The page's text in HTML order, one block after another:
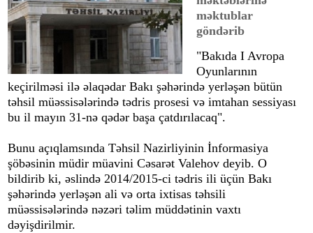
məktublar
göndərib
"Bakıda I Avropa
Oyunlarının
keçirilməsi ilə əlaqədar Bakı şəhərində yerləşən bütün
təhsil müəssisələrində tədris prosesi və imtahan sessiyası
bu il mayın 31-nə qədər başa çatdırılacaq".
Bunu açıqlamsında Təhsil Nazirliyinin İnformasiya
şöbəsinin müdir müavini Cəsarət Valehov deyib. O
bildirib ki, əslində 2014/2015-ci tədris ili üçün Bakı
şəhərində yerləşən ali və orta ixtisas təhsili
müəssisələrində nəzəri təlim müddətinin vaxtı
dəyişdirilmir.